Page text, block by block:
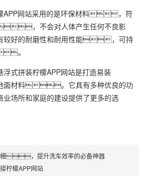
网站采用的是环保材料，符
，不会对人体产生任何不良影
好的耐磨性和耐用性能，可持
。
拼装柠檬APP网站是打造易装
材料。它具有多种优良的功
所和家庭的建设提供了更多的选
栅，提升洗车效率的必备神器
柠檬APP网站